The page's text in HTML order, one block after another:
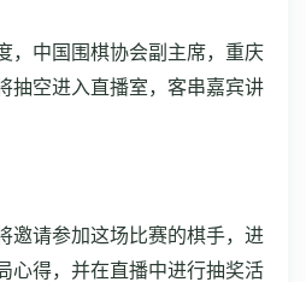
，中国围棋协会副主席，重庆
抽空进入直播室，客串嘉宾讲
邀请参加这场比赛的棋手，进
心得，并在直播中进行抽奖活